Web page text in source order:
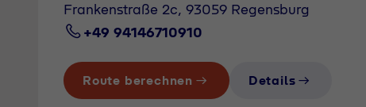
Frankenstraße 2c, 93059 Regensburg
+49 94146710910
Route berechnen Details